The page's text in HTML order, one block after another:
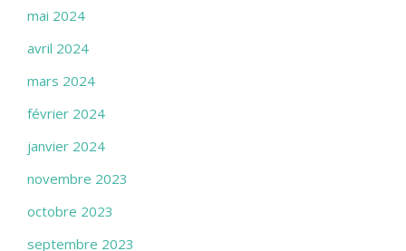
mai 2024
avril 2024
mars 2024
février 2024
janvier 2024
novembre 2023
octobre 2023
septembre 2023